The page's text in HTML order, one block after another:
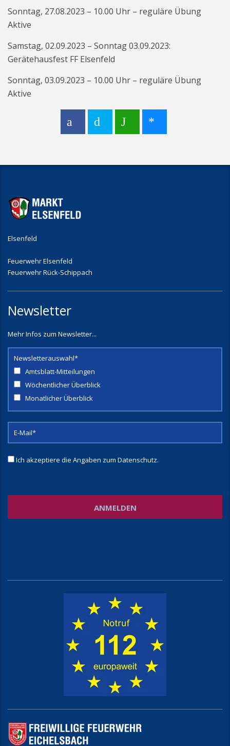
Sonntag, 27.08.2023 – 10.00 Uhr – reguläre Übung
Aktive
Samstag, 02.09.2023 – Sonntag 03.09.2023:
Gerätehausfest FF Elsenfeld
Sonntag, 03.09.2023 – 10.00 Uhr – reguläre Übung
Aktive
Elsenfeld
Feuerwehr Elsenfeld
Feuerwehr Rück-Schippach
Newsletter
Mehr Infos zum Newsletter...
Newsletterauswahl*
Amtsblatt-Mitteilungen
Wöchentlicher Überblick
Monatlicher Überblick
Ich akzeptiere die Angaben zum Datenschutz.